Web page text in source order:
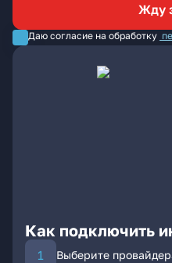
Жду
Даю согласие на обработку
Как подключить
Выберите